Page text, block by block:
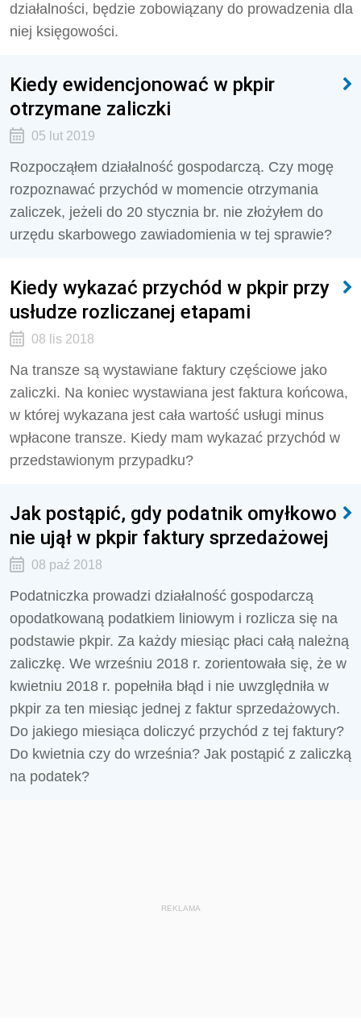
działalności, będzie zobowiązany do prowadzenia dla
niej księgowości.
Kiedy ewidencjonować w pkpir
otrzymane zaliczki
05 lut 2019
Rozpocząłem działalność gospodarczą. Czy mogę
rozpoznawać przychód w momencie otrzymania
zaliczek, jeżeli do 20 stycznia br. nie złożyłem do
urzędu skarbowego zawiadomienia w tej sprawie?
Kiedy wykazać przychód w pkpir przy
usłudze rozliczanej etapami
08 lis 2018
Na transze są wystawiane faktury częściowe jako
zaliczki. Na koniec wystawiana jest faktura końcowa,
w której wykazana jest cała wartość usługi minus
wpłacone transze. Kiedy mam wykazać przychód w
przedstawionym przypadku?
Jak postąpić, gdy podatnik omyłkowo
nie ujął w pkpir faktury sprzedażowej
08 paź 2018
Podatniczka prowadzi działalność gospodarczą
opodatkowaną podatkiem liniowym i rozlicza się na
podstawie pkpir. Za każdy miesiąc płaci całą należną
zaliczkę. We wrześniu 2018 r. zorientowała się, że w
kwietniu 2018 r. popełniła błąd i nie uwzględniła w
pkpir za ten miesiąc jednej z faktur sprzedażowych.
Do jakiego miesiąca doliczyć przychód z tej faktury?
Do kwietnia czy do września? Jak postąpić z zaliczką
na podatek?
REKLAMA